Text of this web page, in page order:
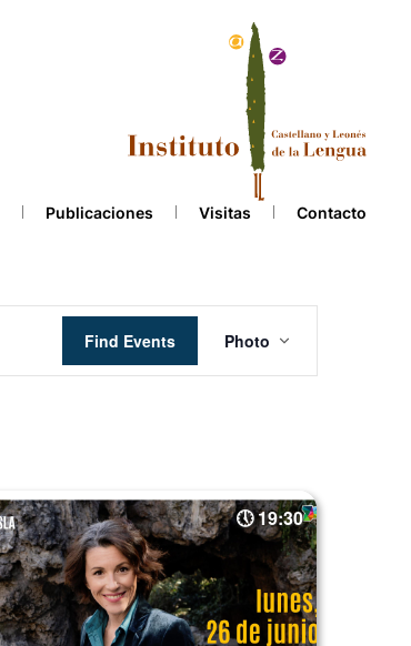
Publicaciones Visitas Contacto
Find Events
Views
Navigation
Photo
19:30